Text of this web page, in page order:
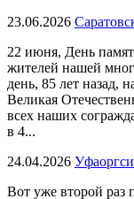
23.06.2026
22 июня, День
жителей нашей
день, 85 лет назад,
Великая
всех наших
в 4...
24.04.2026
Вот уже второй раз